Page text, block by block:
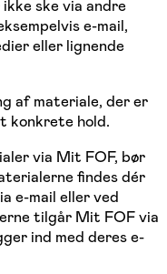
ske via andre
e-mail,
eller lignende
af materiale, der er
konkrete hold.
via Mit FOF, bør
findes dér
e-mail eller ved
tilgår Mit FOF via
ind med deres e-